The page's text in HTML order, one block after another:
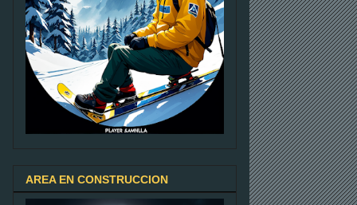
AREA EN CONSTRUCCION